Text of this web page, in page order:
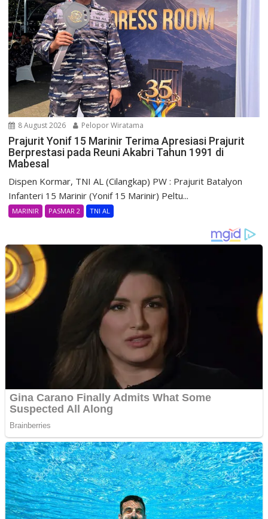
8 August 2026 Pelopor Wiratama
Prajurit Yonif 15 Marinir Terima Apresiasi Prajurit
Berprestasi pada Reuni Akabri Tahun 1991 di
Mabesal
Dispen Kormar, TNI AL (Cilangkap) PW : Prajurit Batalyon
Infanteri 15 Marinir (Yonif 15 Marinir) Peltu...
MARINIR PASMAR 2 TNI AL